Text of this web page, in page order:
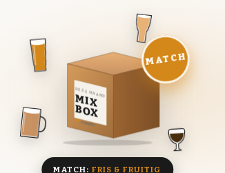
DEZE MAAND
MIX
BOX
8 BIEREN
MATCH
MATCH: FRIS & FRUITIG